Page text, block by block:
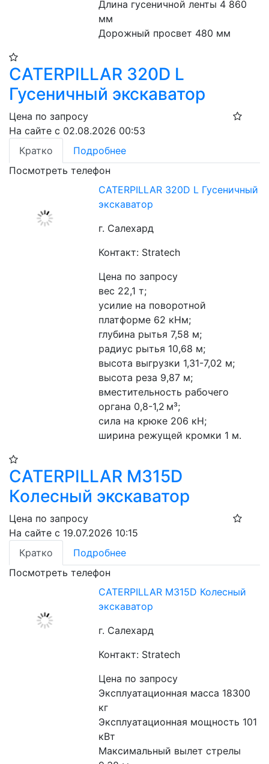
Длина гусеничной ленты 4 860
мм
Дорожный просвет 480 мм
CATERPILLAR 320D L
Гусеничный экскаватор
Цена по запросу
На сайте с 02.08.2026 00:53
Кратко
Подробнее
Посмотреть телефон
CATERPILLAR 320D L Гусеничный
экскаватор
г. Салехард
Контакт: Stratech
Цена по запросу
вес 22,1 т;
усилие на поворотной
платформе 62 кНм;
глубина рытья 7,58 м;
радиус рытья 10,68 м;
высота выгрузки 1,31-7,02 м;
высота реза 9,87 м;
вместительность рабочего
органа 0,8-1,2 м³;
сила на крюке 206 кН;
ширина режущей кромки 1 м.
CATERPILLAR M315D
Колесный экскаватор
Цена по запросу
На сайте с 19.07.2026 10:15
Кратко
Подробнее
Посмотреть телефон
CATERPILLAR M315D Колесный
экскаватор
г. Салехард
Контакт: Stratech
Цена по запросу
Эксплуатационная масса 18300
кг
Эксплуатационная мощность 101
кВт
Максимальный вылет стрелы